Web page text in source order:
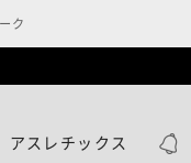
ク
アスレチックス